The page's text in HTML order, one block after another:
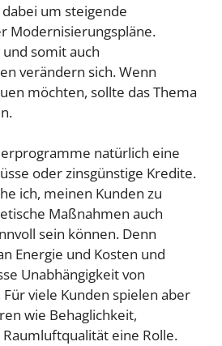
um steigende
Modernisierungspläne.
somit auch
verändern sich. Wenn
möchten, sollte das Thema
natürlich eine
oder zinsgünstige Kredite.
ich, meinen Kunden zu
Maßnahmen auch
sein können. Denn
Energie und Kosten und
Unabhängigkeit von
viele Kunden spielen aber
wie Behaglichkeit,
eine Rolle.